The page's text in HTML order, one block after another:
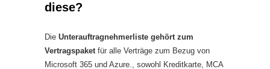
diese?
Die Unterauftragnehmerliste gehört zum
Vertragspaketfür alle Verträge zum Bezug von
Microsoft 365 und Azure., sowohl Kreditkarte, MCA